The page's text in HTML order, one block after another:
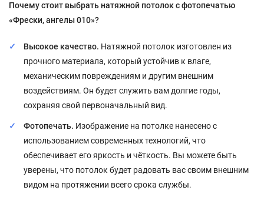
Почему стоит выбрать натяжной потолок с фотопечатью
«Фрески, ангелы 010»?
Высокое качество. Натяжной потолок изготовлен из
прочного материала, который устойчив к влаге,
механическим повреждениям и другим внешним
воздействиям. Он будет служить вам долгие годы,
сохраняя свой первоначальный вид.
Фотопечать. Изображение на потолке нанесено с
использованием современных технологий, что
обеспечивает его яркость и чёткость. Вы можете быть
уверены, что потолок будет радовать вас своим внешним
видом на протяжении всего срока службы.